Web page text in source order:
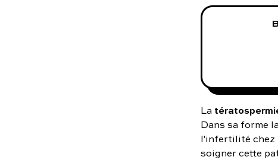
La
Dans sa forme
l'infertilité chez
soigner cette